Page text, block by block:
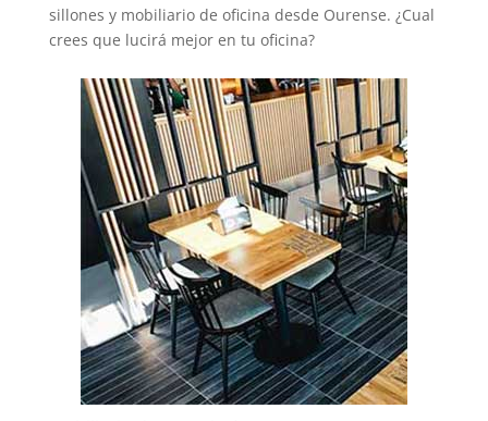
sillones y mobiliario de oficina desde Ourense. ¿Cual
crees que lucirá mejor en tu oficina?